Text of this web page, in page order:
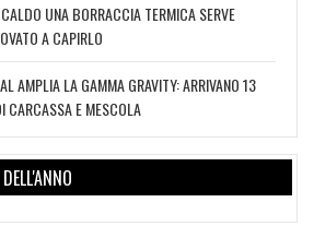
UNA BORRACCIA TERMICA SERVE
A CAPIRLO
AMPLIA LA GAMMA GRAVITY: ARRIVANO 13
CARCASSA E MESCOLA